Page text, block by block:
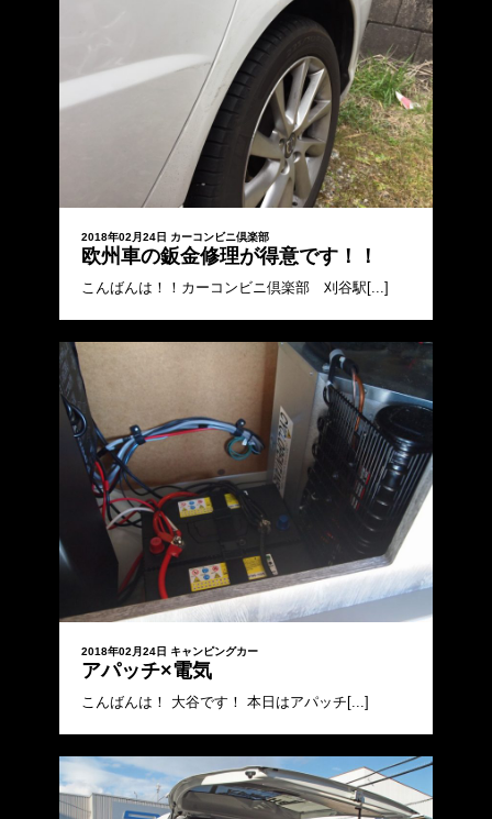
2018年02月24日 カーコンビニ倶楽部
欧州車の鈑金修理が得意です！！
こんばんは！！カーコンビニ倶楽部 刈谷駅[...]
2018年02月24日 キャンピングカー
アパッチ×電気
こんばんは！ 大谷です！ 本日はアパッチ[...]